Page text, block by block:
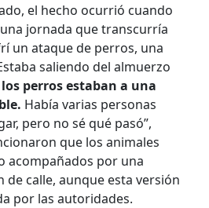
el hecho ocurrió cuando
jornada que transcurría
un ataque de perros, una
saliendo del almuerzo
los perros estaban a una
Había varias personas
pero no sé qué pasó”,
que los animales
acompañados por una
de calle, aunque esta versión
por las autoridades.